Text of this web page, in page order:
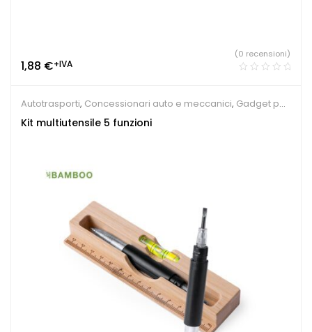
1,88 €+IVA
(0 recensioni)
Autotrasporti, Concessionari auto e meccanici, Gadget per
fiere,Utensili e luci
Kit multiutensile 5 funzioni